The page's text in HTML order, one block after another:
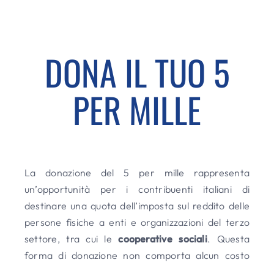
DONA IL TUO 5
PER MILLE
La donazione del 5 per mille rappresenta
un’opportunità per i contribuenti italiani di
destinare una quota dell’imposta sul reddito delle
persone fisiche a enti e organizzazioni del terzo
settore, tra cui lecooperative sociali. Questa
forma di donazione non comporta alcun costo